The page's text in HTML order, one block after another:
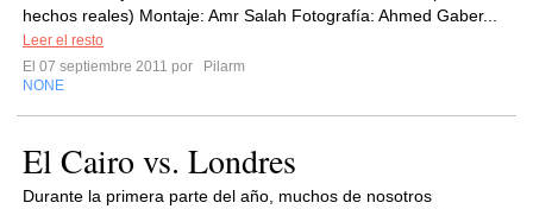
hechos reales) Montaje: Amr Salah Fotografía: Ahmed Gaber...
Leer el resto
El 07 septiembre 2011 por
Pilarm
NONE
El Cairo vs. Londres
Durante la primera parte del año, muchos de nosotros